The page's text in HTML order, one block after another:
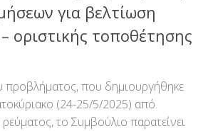
για βελτίωση
οριστικής τοποθέτησης
που δημιουργήθηκε
(24-25/5/2025) από
το Συμβούλιο παρατείνει